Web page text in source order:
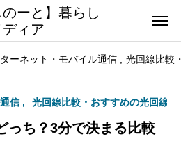
のーと】暮らし
ィア
ーネット・モバイル通信 光回線比較
信 光回線比較・おすすめの光回線
っち？3分で決まる比較